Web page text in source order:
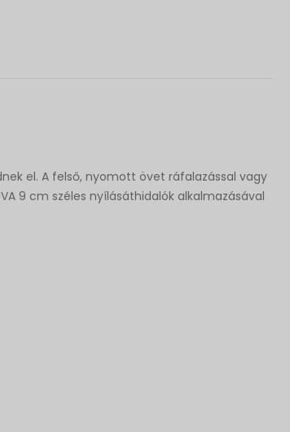
el. A felső, nyomott övet ráfalazással vagy
9 cm széles nyílásáthidalók alkalmazásával